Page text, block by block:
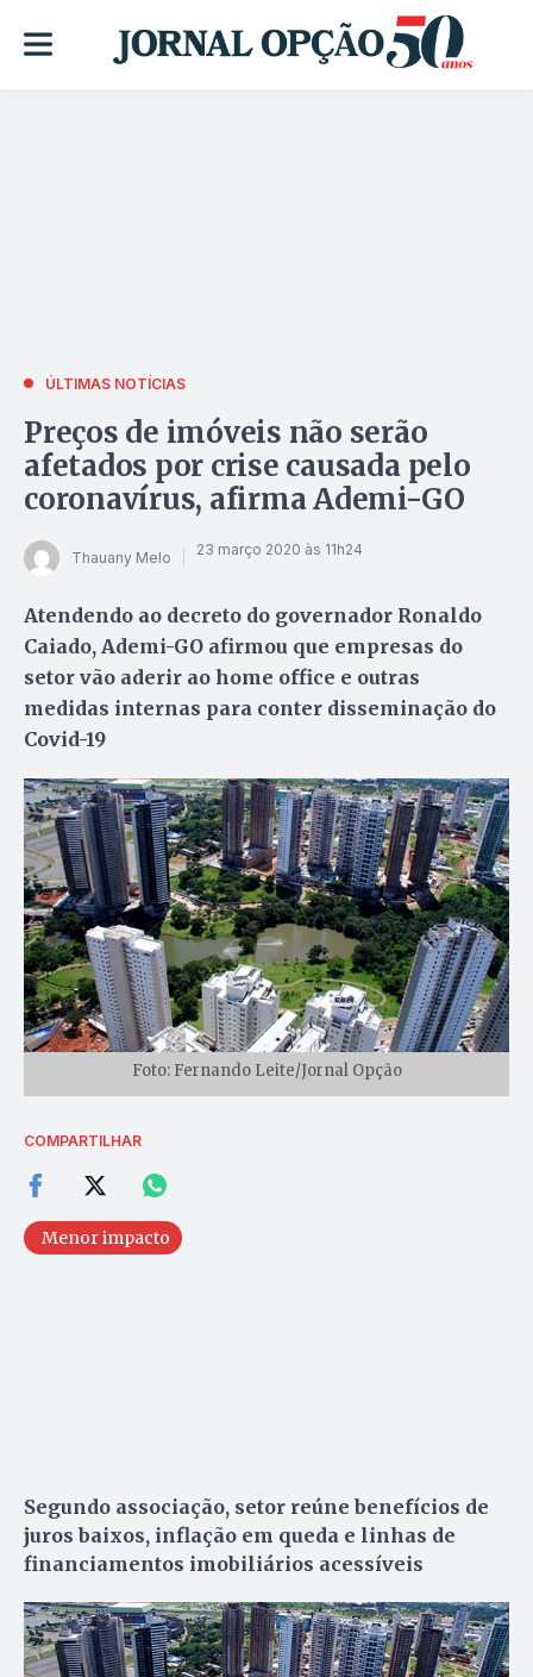
ÚLTIMAS NOTÍCIAS
Preços de imóveis não serão
afetados por crise causada pelo
coronavírus, afirma Ademi-GO
Thauany Melo 23 março 2020 às 11h24
Atendendo ao decreto do governador Ronaldo
Caiado, Ademi-GO afirmou que empresas do
setor vão aderir ao home office e outras
medidas internas para conter disseminação do
Covid-19
Foto: Fernando Leite/Jornal Opção
COMPARTILHAR
Menor impacto
Segundo associação, setor reúne benefícios de
juros baixos, inflação em queda e linhas de
financiamentos imobiliários acessíveis